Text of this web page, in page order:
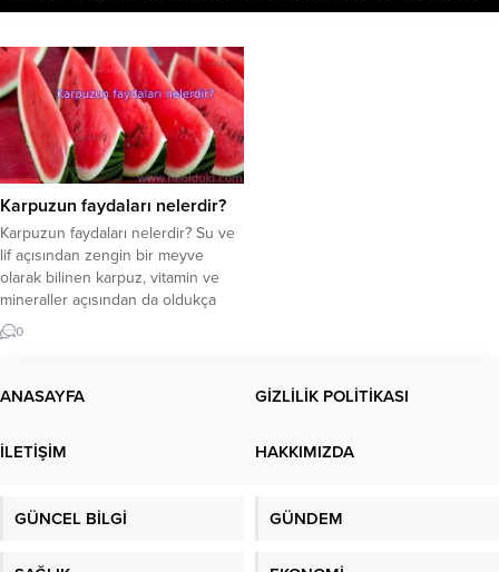
Karpuzun faydaları nelerdir?
Karpuzun faydaları nelerdir? Su ve
lif açısından zengin bir meyve
olarak bilinen karpuz, vitamin ve
mineraller açısından da oldukça
faydalı bir meyvedir. Ancak çok
fazla şeker içerdiğinden iki
Karpuzdaki besinler nelerdir? Yaz
meyve sofralarda olur. Bunlardan
0
ANASAYFA GİZLİLİK POLİTİKASI
İLETİŞİM HAKKIMIZDA
GÜNCEL BİLGİ GÜNDEM